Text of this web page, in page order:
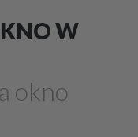
żaluzje
W
okno